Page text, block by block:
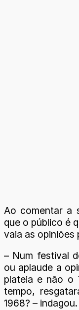
Ao comentar a
que o público é
vaia as opiniões
– Num festival
ou aplaude a
plateia e não o
tempo,
1968? – indagou.